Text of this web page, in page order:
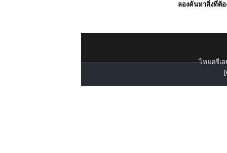
ลองค้นหาสิ่งที่ต้อ
ไทยครีเอ
[